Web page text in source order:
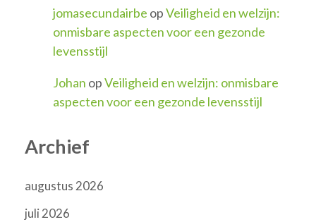
jomasecundairbe opVeiligheid en welzijn:
onmisbare aspecten voor een gezonde
levensstijl
Johan opVeiligheid en welzijn: onmisbare
aspecten voor een gezonde levensstijl
Archief
augustus 2026
juli 2026